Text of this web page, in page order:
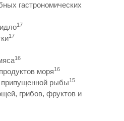
гастрономических
17
17
16
моря16
рыбы15
грибов, фруктов и